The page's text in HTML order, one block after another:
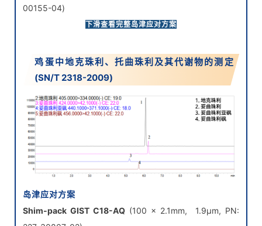
00155-04)
SHIMSEN QuEChERS兽残专用净化管(PN: 380-00147)
380-00341)
下滑查看完整岛津应对方案
鸡蛋中地克珠利、托曲珠利及其代谢物的测定
(SN/T 2318-2009)
岛津应对方案
Shim-pack GIST C18-AQ (100 x 2.1mm, 1.9μm, PN: